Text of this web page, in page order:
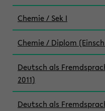
Chemie / Sek I
Chemie / Diplom
Deutsch als
2011)
Deutsch als